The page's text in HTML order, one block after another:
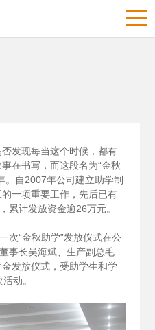
发现每当这个时候，都有
在书写，而这段名为“金秋
。自2007年公司建立助学制
一项重要工作，先后已有
累计发放资金逾26万元。
次“金秋助学”发放仪式在公
事长吴海斌、生产副总毛
发放仪式，受助学生和学
动。